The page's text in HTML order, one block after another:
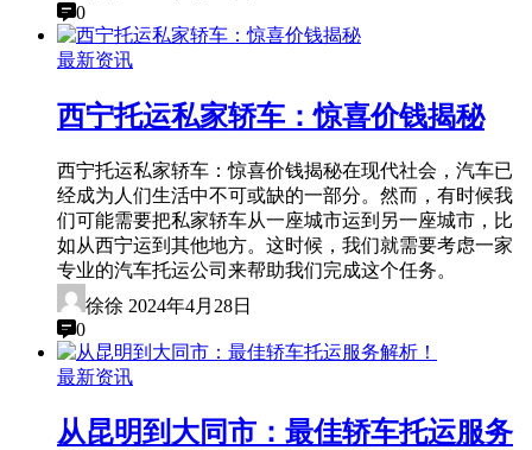
0
最新资讯
西宁托运私家轿车：惊喜价钱揭秘
西宁托运私家轿车：惊喜价钱揭秘在现代社会，汽车已
经成为人们生活中不可或缺的一部分。然而，有时候我
们可能需要把私家轿车从一座城市运到另一座城市，比
如从西宁运到其他地方。这时候，我们就需要考虑一家
专业的汽车托运公司来帮助我们完成这个任务。
徐徐 2024年4月28日
0
最新资讯
从昆明到大同市：最佳轿车托运服务